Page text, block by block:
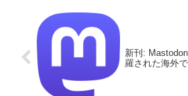
新刊:
羅された海外